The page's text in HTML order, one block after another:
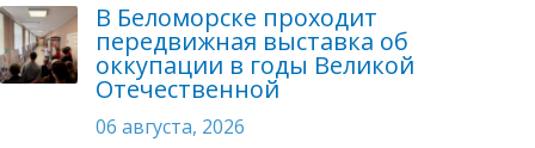
В Беломорске проходит
передвижная выставка об
оккупации в годы Великой
Отечественной
06 августа, 2026